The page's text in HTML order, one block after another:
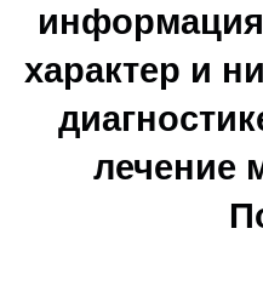
характер и
лечение